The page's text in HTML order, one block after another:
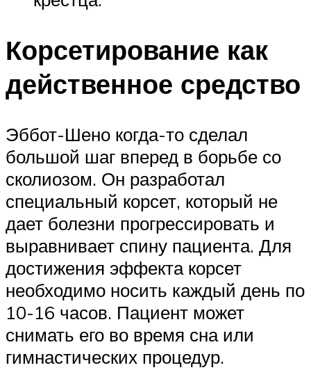
Корсетирование как
действенное средство
Эббот-Шено когда-то сделал
большой шаг вперед в борьбе со
сколиозом. Он разработал
специальный корсет, который не
дает болезни прогрессировать и
выравнивает спину пациента. Для
достижения эффекта корсет
необходимо носить каждый день по
10-16 часов. Пациент может
снимать его во время сна или
гимнастических процедур.